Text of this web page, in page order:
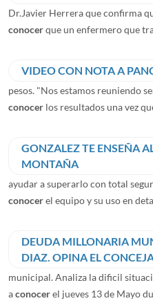
Dr.Javier Herrera que confirma
conocerque un enfermero que
VIDEO CON NOTA A
pesos. "Nos estamos reuniendo
conocer los resultados una vez
GONZALEZ TE ENSEÑA
MONTAÑA
ayudar a superarlo con total
conocerel equipo y su uso en
DEUDA MILLONARIA
DIAZ. OPINA EL
municipal. Analiza la dificil
aconocerel jueves 13 de Mayo